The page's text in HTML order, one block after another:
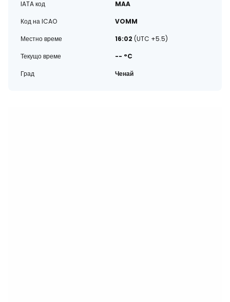
IATA код
MAA
Код на ICAO
VOMM
Местно време
16:02 (UTC +5.5)
Текущо време
-- °C
Град
Ченай